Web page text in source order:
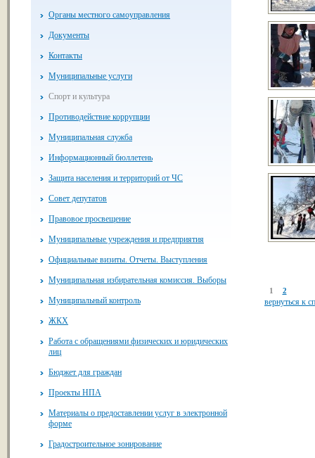
Органы местного самоуправления
Документы
Контакты
Муниципальные услуги
Спорт и культура
Противодействие коррупции
Муниципальная служба
Информационный бюллетень
Защита населения и территорий от ЧС
Совет депутатов
Правовое просвещение
Муниципальные учреждения и предприятия
Официальные визиты. Отчеты. Выступления
Муниципальная избирательная комиссия. Выборы
Муниципальный контроль
ЖКХ
Работа с обращениями физических и юридических
лиц
Бюджет для граждан
Проекты НПА
Материалы о предоставлении услуг в электронной
форме
Градостроительное зонирование
1 2
вернуться к